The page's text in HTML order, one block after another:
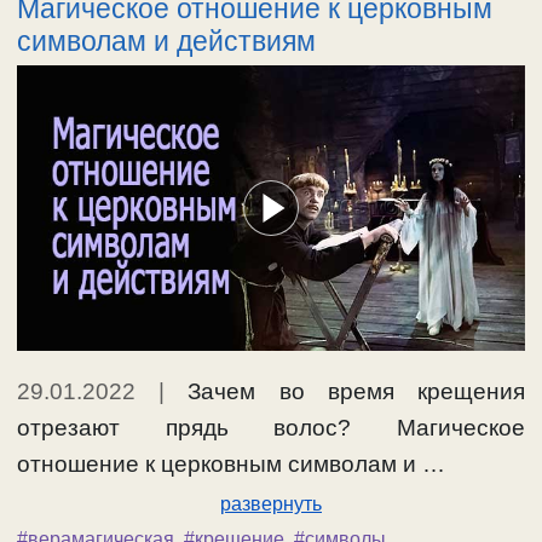
Магическое отношение к церковным
символам и действиям
29.01.2022 |Зачем во время крещения
отрезают прядь волос? Магическое
отношение к церковным символам и …
развернуть